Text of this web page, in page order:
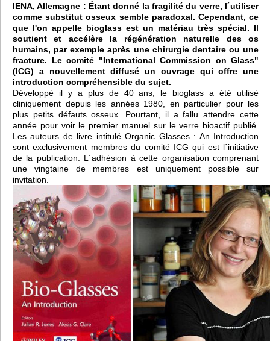
IENA, Allemagne : Étant donné la fragilité du verre, l´utiliser
comme substitut osseux semble paradoxal. Cependant, ce
que l'on appelle bioglass est un matériau très spécial. Il
soutient et accélère la régénération naturelle des os
humains, par exemple après une chirurgie dentaire ou une
fracture. Le comité "International Commission on Glass"
(ICG) a nouvellement diffusé un ouvrage qui offre une
introduction compréhensible du sujet.
Développé il y a plus de 40 ans, le bioglass a été utilisé
cliniquement depuis les années 1980, en particulier pour les
plus petits défauts osseux. Pourtant, il a fallu attendre cette
année pour voir le premier manuel sur le verre bioactif publié.
Les auteurs de livre intitulé Organic Glasses : An Introduction
sont exclusivement membres du comité ICG qui est l´initiative
de la publication. L´adhésion à cette organisation comprenant
une vingtaine de membres est uniquement possible sur
invitation.